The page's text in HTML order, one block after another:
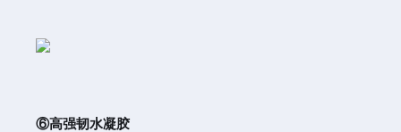
⑥高强韧水凝胶